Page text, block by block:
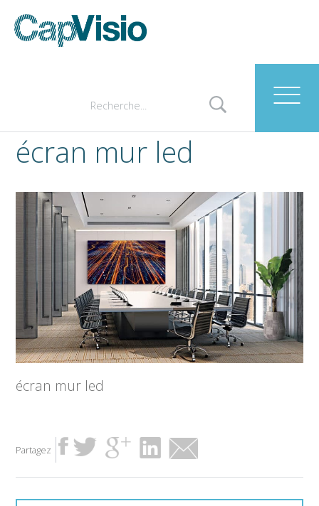
écran mur led
écran mur led
Partagez